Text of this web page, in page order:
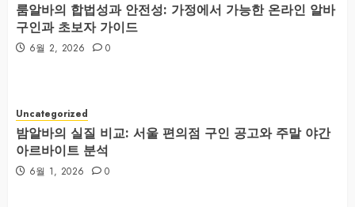
룸알바의 합법성과 안전성: 가정에서 가능한 온라인 알바
구인과 초보자 가이드
6월 2, 2026 0
Uncategorized
밤알바의 실질 비교: 서울 편의점 구인 공고와 주말 야간
아르바이트 분석
6월 1, 2026 0